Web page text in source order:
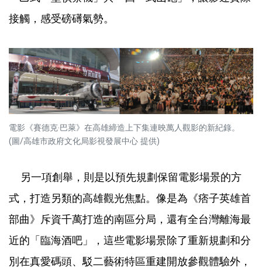
接觸，感受磅礡氣勢。
電影《賽德克‧巴萊》在高雄締造上下集連映萬人觀影的新紀錄。
(圖/高雄市政府文化局影視發展中心 提供)
另一項創舉，則是以預先規劃保留電影場景的方
式，打造另類的高雄觀光焦點。像是為《痞子英雄首
部曲》斥資千萬打造的南區分局，還有全台灣離海最
近的「臨海酒吧」，這些電影場景除了重新規劃和分
別在真愛碼頭、駁二藝術特區重建開放參觀體驗外，